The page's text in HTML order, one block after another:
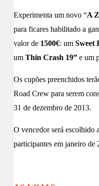
Experimenta um novo “A
para ficares habilitado a
valor de 1500€: um Sweet
um Thin Crash 19” e um
Os cupões preenchidos
Road Crew para serem
31 de dezembro de 2013.
O vencedor será escolhido
participantes em janeiro de